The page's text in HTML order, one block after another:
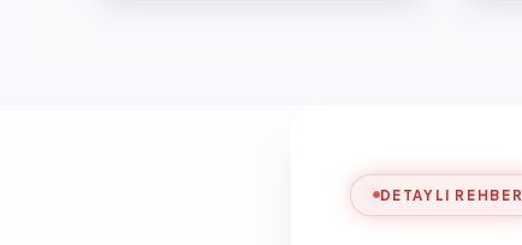
DETAYLI REHBER